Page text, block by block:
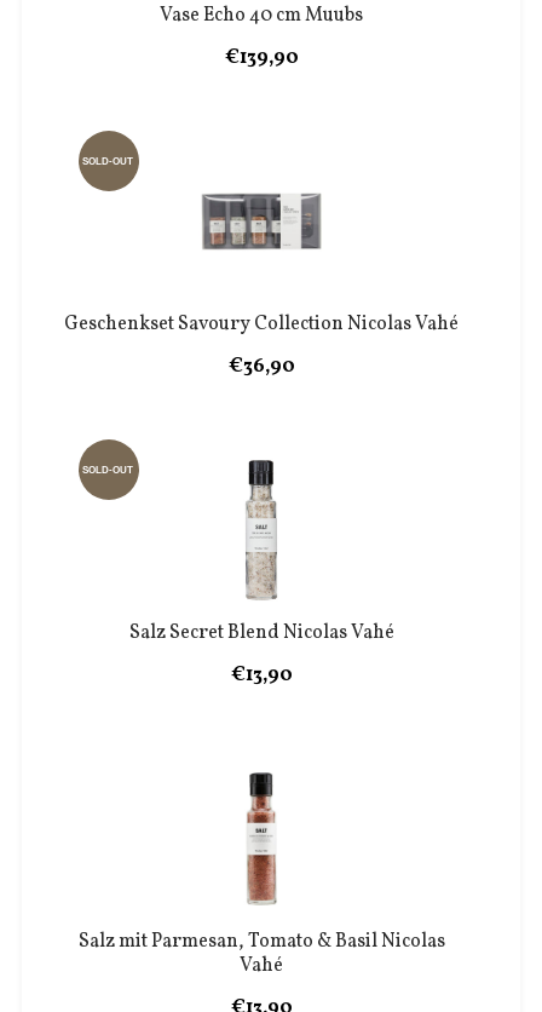
Vase Echo 40 cm Muubs
€139,90
Geschenkset Savoury Collection Nicolas Vahé
SOLD-OUT
€36,90
Salz Secret Blend Nicolas Vahé
SOLD-OUT
€13,90
Salz mit Parmesan, Tomato & Basil Nicolas
Vahé